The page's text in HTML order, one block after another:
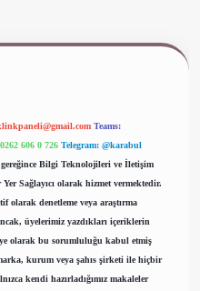
Teams:
606 0 726 Telegram: @karabul
Bilgi Teknolojileri ve İletişim
Sağlayıcı olarak hizmet vermektedir.
olarak denetleme veya araştırma
üyelerimiz yazdıkları içeriklerin
olarak bu sorumluluğu kabul etmiş
kurum veya şahıs şirketi ile hiçbir
kendi hazırladığımız makaleler